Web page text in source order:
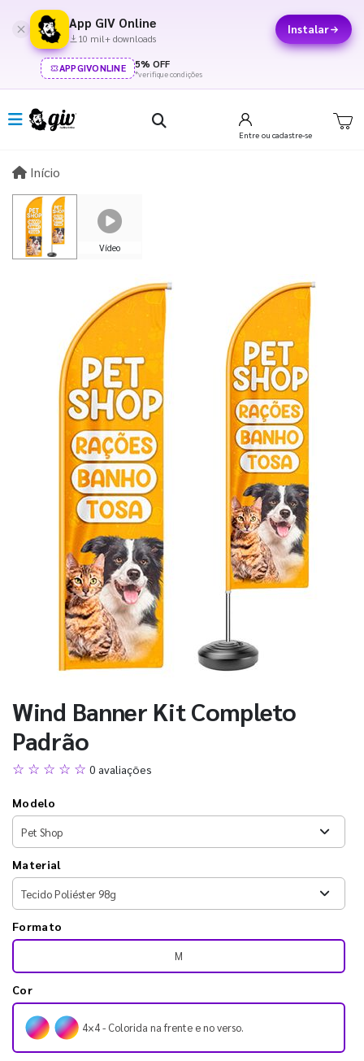
App GIV Online
10 mil+ downloads
Instalar
APPGIVONLINE 5% OFF
*verifique condições
Entre ou cadastre-se
Início
Vídeo
Wind Banner Kit Completo
Padrão
☆ ☆ ☆ ☆ ☆ 0 avaliações
Modelo
Material
Formato
M
Cor
4×4 - Colorida na frente e no verso.